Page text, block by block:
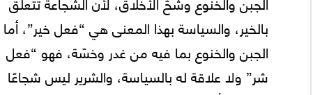
بالخير، والسياسة بهذا المعنى هي “فعل خير”، أما
الجبن والخنوع بما فيه من غدر وخسّة، فهو “فعل
شر” ولا علاقة له بالسياسة، والشرير ليس شجاعًا